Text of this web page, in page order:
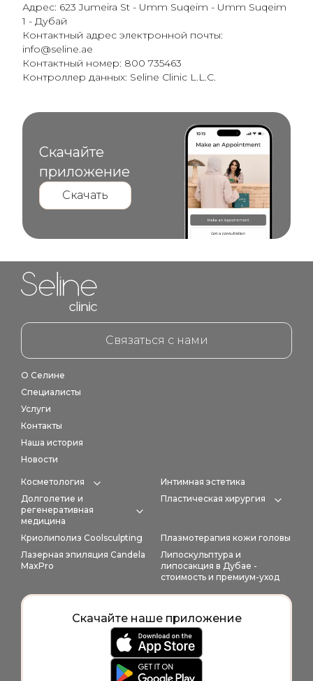
Адрес: 623 Jumeira St - Umm Suqeim - Umm Suqeim
1 - Дубай
Контактный адрес электронной почты:
info@seline.ae
Контактный номер: 800 735463
Контроллер данных: Seline Clinic L.L.C.
Скачайте
приложение
Скачать
О Селине
Специалисты
Услуги
Контакты
Наша история
Новости
Косметология
Expand category
Интимная эстетика
Долголетие и
регенеративная
медицина
Expand category
Пластическая хирургия
Криолиполиз Coolsculpting
Плазмотерапия кожи головы
Лазерная эпиляция Candela
MaxPro
Липоскульптура и
липосакция в Дубае -
стоимость и премиум-уход
Связаться с нами
Скачайте наше приложение